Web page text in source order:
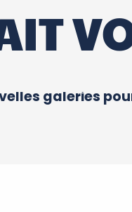
galeries